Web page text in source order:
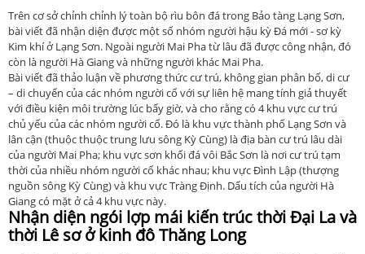
Trên cơ sở chỉnh chỉnh lý toàn bộ rìu bôn đá trong Bảo tàng Lạng Sơn,
bài viết đã nhận diện được một số nhóm người hậu kỳ Đá mới - sơ kỳ
Kim khí ở Lạng Sơn. Ngoài người Mai Pha từ lâu đã được công nhận, đó
còn là người Hà Giang và những người khác Mai Pha.
Bài viết đã thảo luận về phương thức cư trú, không gian phân bố, di cư
– di chuyển của các nhóm người cổ với sự liên hệ mang tính giả thuyết
với điều kiện môi trường lúc bấy giờ, và cho rằng có 4 khu vực cư trú
chủ yếu của các nhóm người cổ. Đó là khu vực thành phố Lạng Sơn và
lân cận (thuộc thuộc trung lưu sông Kỳ Cùng) là địa bàn cư trú lâu dài
của người Mai Pha; khu vực sơn khối đá vôi Bắc Sơn là nơi cư trú tạm
thời của nhiều nhóm người cổ khác nhau; khu vực Đình Lập (thượng
nguồn sông Kỳ Cùng) và khu vực Tràng Định. Dấu tích của người Hà
Giang có mặt ở cả 4 khu vực này.
Nhận diện ngói lợp mái kiến trúc thời Đại La và
thời Lê sơ ở kinh đô Thăng Long